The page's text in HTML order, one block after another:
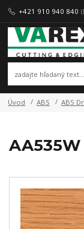
+421 910 940 840
Úvod ABS ABS